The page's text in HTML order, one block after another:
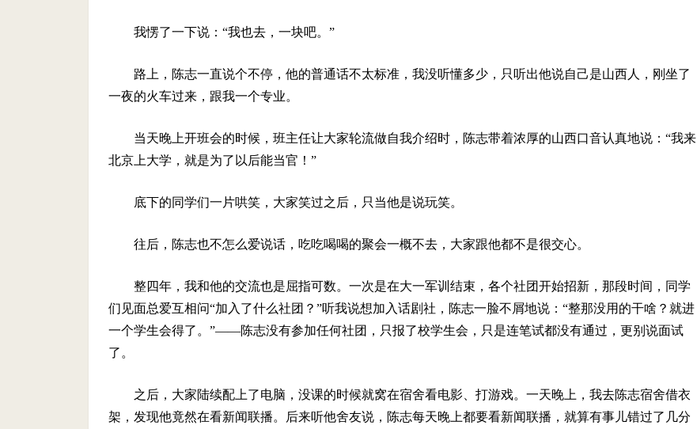
我愣了一下说：“我也去，一块吧。”
路上，陈志一直说个不停，他的普通话不太标准，我没听懂多少，只听出他说自己是山西人，刚坐了
一夜的火车过来，跟我一个专业。
当天晚上开班会的时候，班主任让大家轮流做自我介绍时，陈志带着浓厚的山西口音认真地说：“我来
北京上大学，就是为了以后能当官！”
底下的同学们一片哄笑，大家笑过之后，只当他是说玩笑。
往后，陈志也不怎么爱说话，吃吃喝喝的聚会一概不去，大家跟他都不是很交心。
整四年，我和他的交流也是屈指可数。一次是在大一军训结束，各个社团开始招新，那段时间，同学
们见面总爱互相问“加入了什么社团？”听我说想加入话剧社，陈志一脸不屑地说：“整那没用的干啥？就进
一个学生会得了。”——陈志没有参加任何社团，只报了校学生会，只是连笔试都没有通过，更别说面试
了。
之后，大家陆续配上了电脑，没课的时候就窝在宿舍看电影、打游戏。一天晚上，我去陈志宿舍借衣
架，发现他竟然在看新闻联播。后来听他舍友说，陈志每天晚上都要看新闻联播，就算有事儿错过了几分